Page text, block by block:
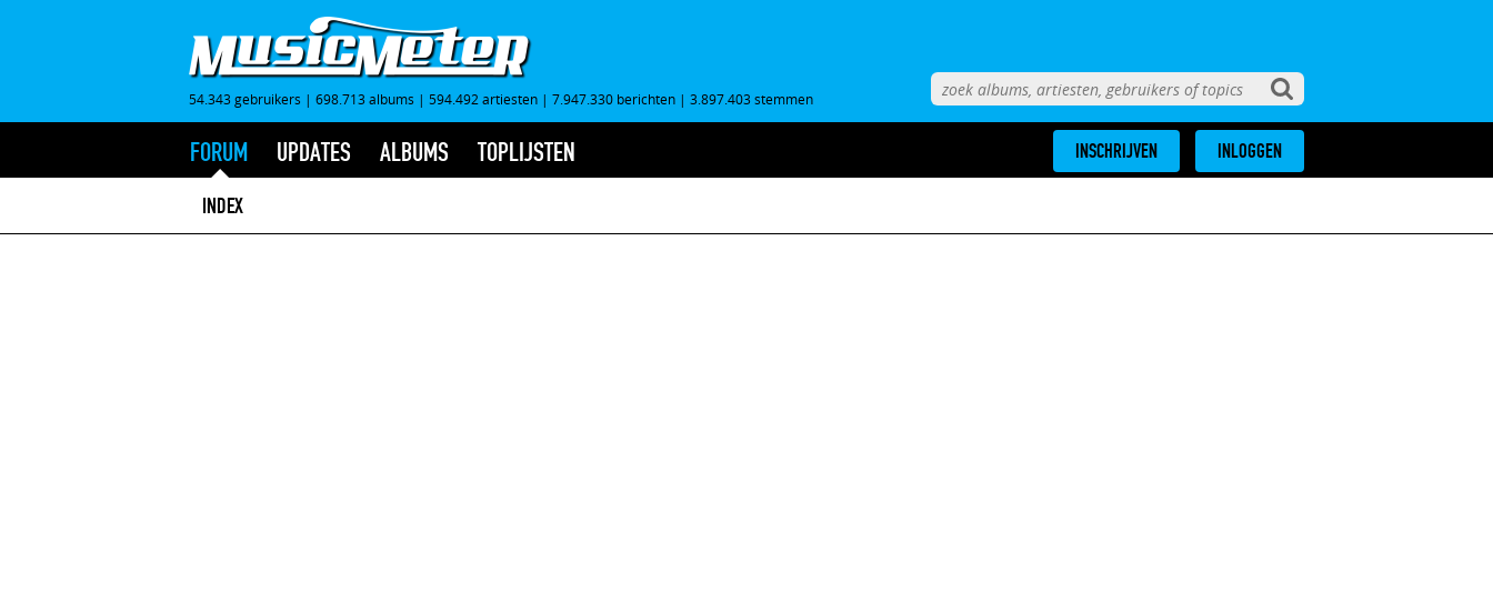
54.343 gebruikers | 698.713 albums | 594.492 artiesten | 7.947.330 berichten | 3.897.403 stemmen
FORUM
INDEX
UPDATES ALBUMS TOPLIJSTEN INSCHRIJVEN INLOGGEN